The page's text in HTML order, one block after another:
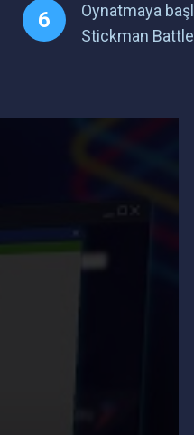
Oynatmaya
Stickman Battle